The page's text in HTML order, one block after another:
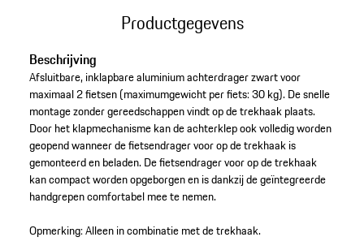
Productgegevens
Beschrijving
Afsluitbare, inklapbare aluminium achterdrager zwart voor
maximaal 2 fietsen (maximumgewicht per fiets: 30 kg). De snelle
montage zonder gereedschappen vindt op de trekhaak plaats.
Door het klapmechanisme kan de achterklep ook volledig worden
geopend wanneer de fietsendrager voor op de trekhaak is
gemonteerd en beladen. De fietsendrager voor op de trekhaak
kan compact worden opgeborgen en is dankzij de geïntegreerde
handgrepen comfortabel mee te nemen.
Opmerking: Alleen in combinatie met de trekhaak.